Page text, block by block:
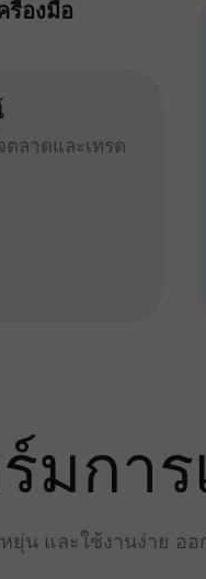
รื่องมือ
ลาดและเทรด
มกา
ยุ่น และใช้งานง่าย อ